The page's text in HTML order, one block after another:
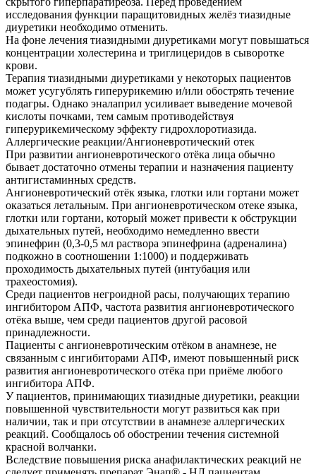
исследования функции паращитовидных желёз тиазидные
диуретики необходимо отменить.
На фоне лечения тиазидными диуретиками могут повышаться
концентрации холестерина и триглицеридов в сыворотке
крови.
Терапия тиазидными диуретиками у некоторых пациентов
может усугублять гиперурикемию и/или обострять течение
подагры. Однако эналаприл усиливает выведение мочевой
кислоты почками, тем самым противодействуя
гиперурикемическому эффекту гидрохлоротиазида.
Аллергические реакции/Ангионевротический отек
При развитии ангионевротического отёка лица обычно
бывает достаточно отмены терапии и назначения пациенту
антигистаминных средств.
Ангионевротический отёк языка, глотки или гортани может
оказаться летальным. При ангионевротическом отеке языка,
глотки или гортани, который может привести к обструкции
дыхательных путей, необходимо немедленно ввести
эпинефрин (0,3-0,5 мл раствора эпинефрина (адреналина)
подкожно в соотношении 1:1000) и поддерживать
проходимость дыхательных путей (интубация или
трахеостомия).
Среди пациентов негроидной расы, получающих терапию
ингибитором АПФ, частота развития ангионевротического
отёка выше, чем среди пациентов другой расовой
принадлежности.
Пациенты с ангионевротическим отёком в анамнезе, не
связанным с ингибиторами АПФ, имеют повышенный риск
развития ангионевротического отёка при приёме любого
ингибитора АПФ.
У пациентов, принимающих тиазидные диуретики, реакции
повышенной чувствительности могут развиться как при
наличии, так и при отсутствии в анамнезе аллергических
реакций. Сообщалось об обострении течения системной
красной волчанки.
Вследствие повышения риска анафилактических реакций не